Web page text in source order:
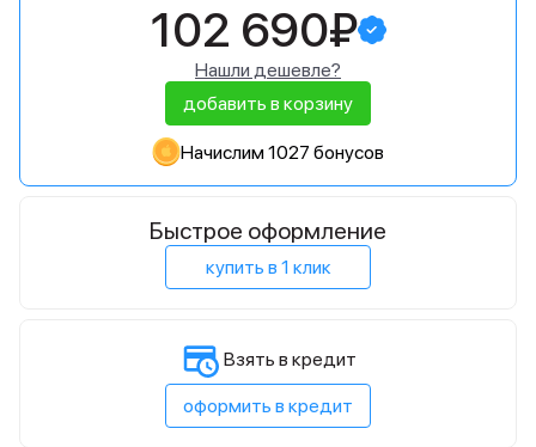
102 690₽
Нашли дешевле?
добавить в корзину
Начислим 1027 бонусов
Быстрое оформление
купить в 1 клик
Взять в кредит
оформить в кредит